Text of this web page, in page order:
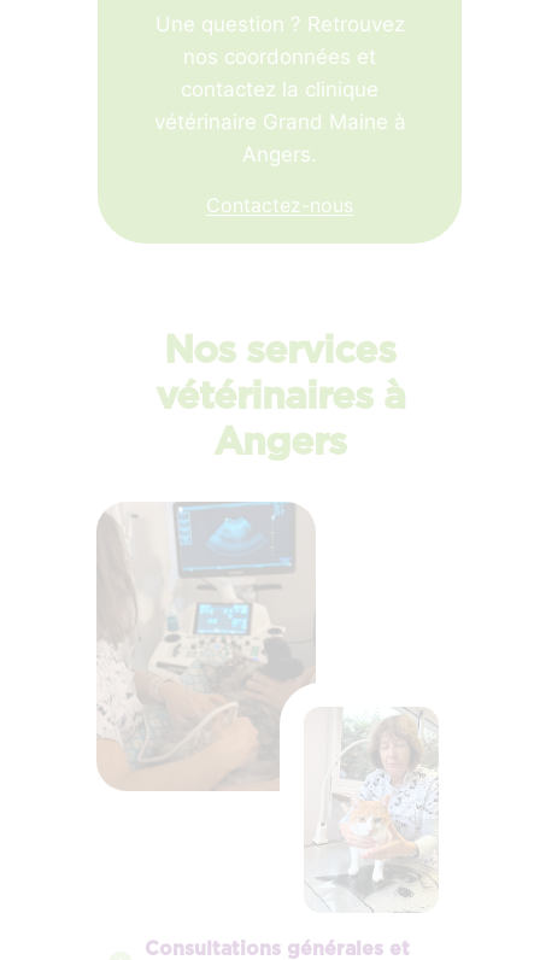
Une question ? Retrouvez
nos coordonnées et
contactez la clinique
vétérinaire Grand Maine à
Angers.
Contactez-nous
Nos services
vétérinaires à
Angers
Consultations générales et